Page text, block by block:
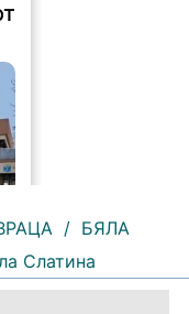
/ БЯЛА
Слатина